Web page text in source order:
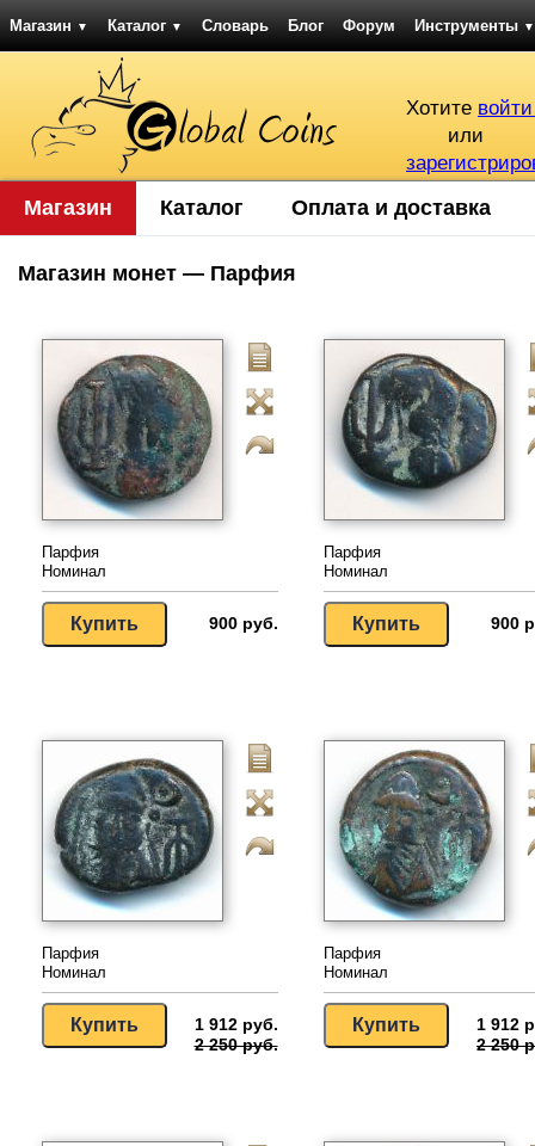
Магазин ▼ Каталог ▼ Словарь Блог Форум Инструменты ▼
Хотите
или
Магазин Каталог Оплата и доставка
Магазин монет — Парфия
Парфия
Номинал
900 руб.
Парфия
Номинал
900
Парфия
Номинал
1 912 руб.
2 250 руб.
Парфия
Номинал
1 912
2 250